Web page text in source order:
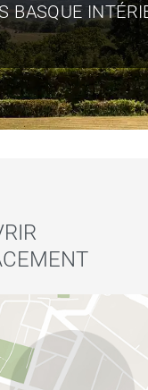
BASQUE